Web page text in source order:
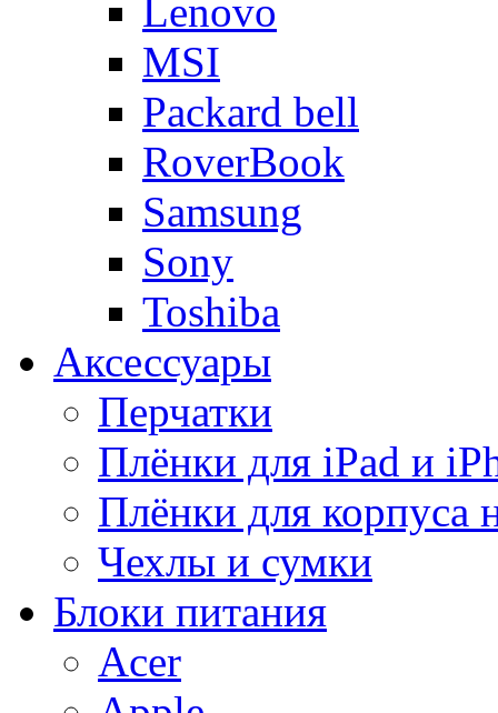
Lenovo
MSI
Packard bell
RoverBook
Samsung
Sony
Toshiba
Аксессуары
Перчатки
Плёнки для iPad и
Плёнки для корпуса
Чехлы и сумки
Блоки питания
Acer